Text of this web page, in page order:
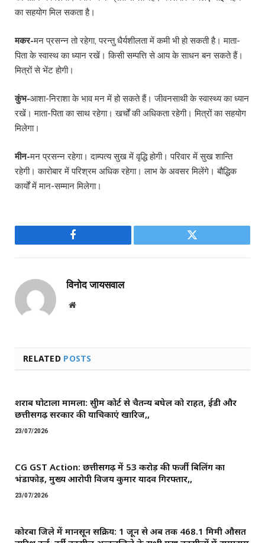
का सहयोग मिल सकता है।
मकर-मन प्रसन्न तो रहेगा, परन्तु धैर्यशीलता में कमी भी हो सकती है। माता-
पिता के स्वास्थ का ध्यान रखें। किसी सम्पत्ति से आय के साधन बन सकते हैं।
मित्रों से भेंट होगी।
कुंभ-आशा-निराशा के भाव मन में हो सकते हैं। जीवनसाथी के स्वास्थ्य का ध्यान
रखें। माता-पिता का साथ रहेगा। खर्चों की अधिकता रहेगी। मित्रों का सहयोग
मिलेगा।
मीन-मन प्रसन्न रहेगा। दाम्पत्य सुख में वृद्धि होगी। परिवार में सुख शान्ति
रहेगी। कारोबार में परिश्रम अधिक रहेगा। लाभ के अवसर मिलेंगे। बौद्धिक
कार्यों में मान-सम्मान मिलेगा।
Facebook Twitter
विनोद जायसवाल
Website
RELATED POSTS
शराब घोटाला मामला: सुप्रीम कोर्ट से चैतन्य बघेल को राहत, ईडी और
छत्तीसगढ़ सरकार की याचिकाएं खारिज,,
23/07/2026
CG GST Action: छत्तीसगढ़ में 53 करोड़ की फर्जी बिलिंग का
भंडाफोड़, मुख्य आरोपी विजय कुमार यादव गिरफ्तार,,
23/07/2026
कोरबा जिले में मानसून सक्रिय: 1 जून से अब तक 468.1 मिमी औसत